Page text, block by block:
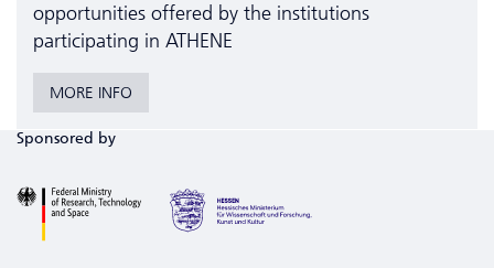
opportunities offered by the institutions
participating in ATHENE
MORE INFO
Sponsored by